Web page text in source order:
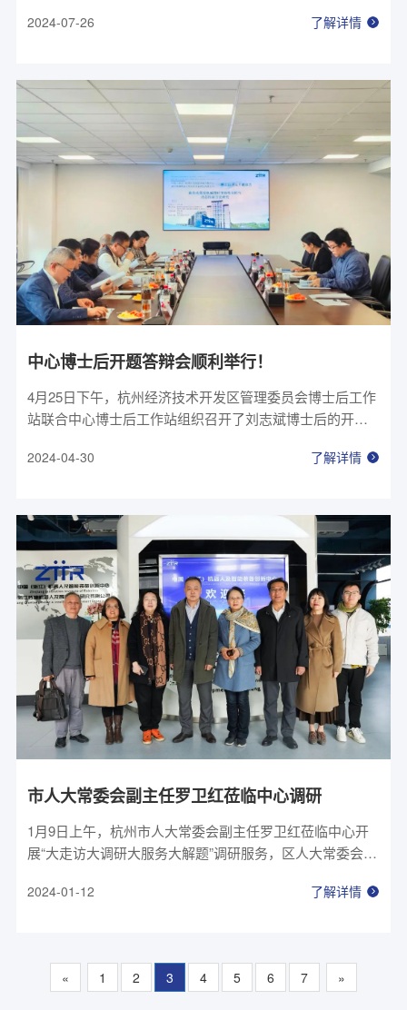
李立军、王国成等董事全体出席会议，公司监事袁雪莉、
2024-07-26 了解详情
中心博士后开题答辩会顺利举行！
4月25日下午，杭州经济技术开发区管理委员会博士后工作
站联合中心博士后工作站组织召开了刘志斌博士后的开题
浙江工业大学教授、人事处副处长谭大鹏，浙江工业大学
塘区人社局人才开发科科长金怡等出席本次会议。
2024-04-30 了解详情
市人大常委会副主任罗卫红莅临中心调研
1月9日上午，杭州市人大常委会副主任罗卫红莅临中心开
展“大走访大调研大服务大解题”调研服务，区人大常委会副
2024-01-12 了解详情
« 1 2 3 4 5 6 7 »